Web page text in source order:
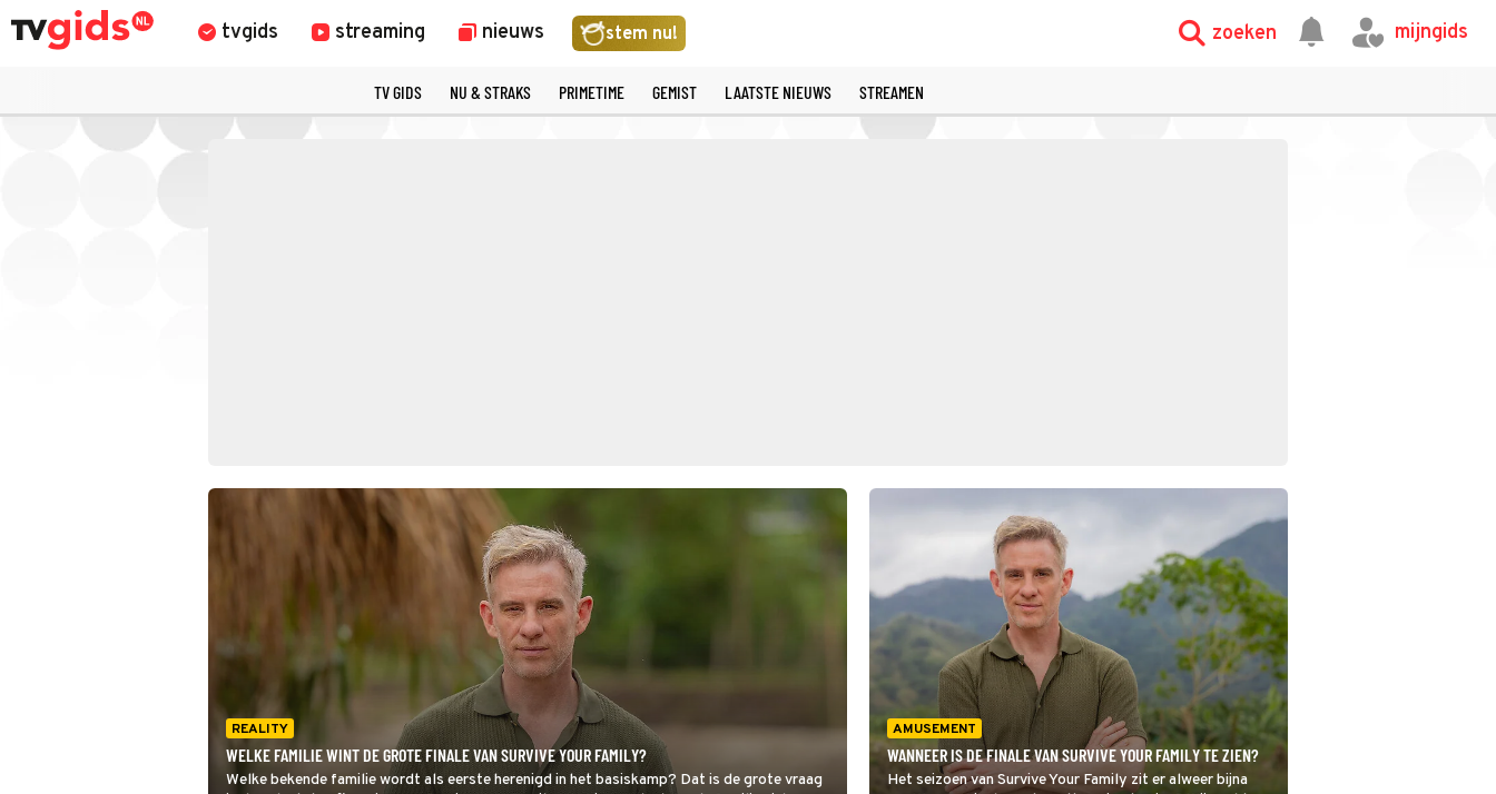
tvgids streaming nieuws stem nu! zoeken mijngids
TV GIDS NU & STRAKS PRIMETIME GEMIST LAATSTE NIEUWS STREAMEN
REALITY
WELKE FAMILIE WINT DE GROTE FINALE VAN SURVIVE YOUR FAMILY?
Welke bekende familie wordt als eerste herenigd in het basiskamp? Dat is de grote vraag
AMUSEMENT
WANNEER IS DE FINALE VAN SURVIVE YOUR FAMILY TE ZIEN?
Het seizoen van Survive Your Family zit er alweer bijna